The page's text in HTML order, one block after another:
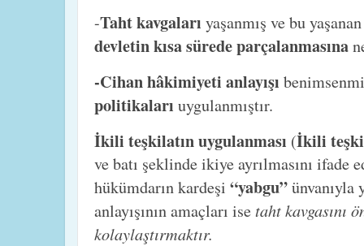
-Taht kavgaları yaşanmış ve bu
devletin kısa sürede parçalanmasına
-Cihan hâkimiyeti anlayışı
politikaları uygulanmıştır.
İkili teşkilatın uygulanması (İkili
ve batı şeklinde ikiye ayrılmasını ifade
hükümdarın kardeşi “yabgu”
anlayışının amaçları ise taht kavgasını
kolaylaştırmaktır.